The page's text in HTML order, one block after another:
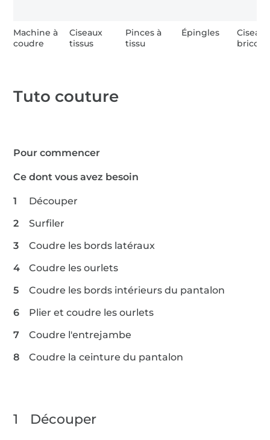
Machine à
coudre
Ciseaux
tissus
Pinces à
tissu
Épingles
Ciseaux
Tuto couture
Pour commencer
Ce dont vous avez besoin
Découper
Surfiler
Coudre les bords latéraux
Coudre les ourlets
Coudre les bords intérieurs du pantalon
Plier et coudre les ourlets
Coudre l'entrejambe
Coudre la ceinture du pantalon
1 Découper